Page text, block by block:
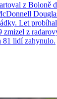
z Boloně
Let
z
81 lidí zahynulo.